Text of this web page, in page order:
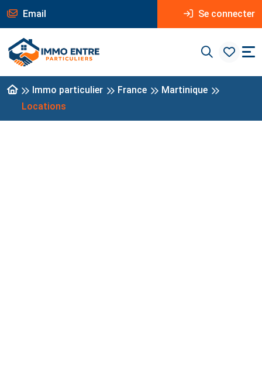
Email Se connecter
Immo particulier France
Martinique
Locations